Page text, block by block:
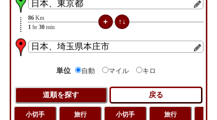
86 Km
1 hr 30 min
単位 自動 マイル キロ
小切手
旅行
小切手
旅行